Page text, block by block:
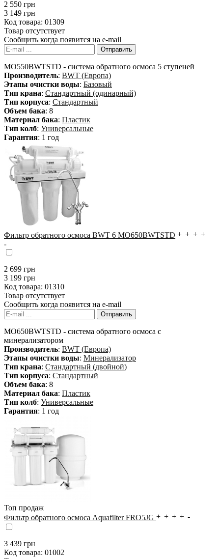
2 550 грн
3 149 грн
Код товара: 01309
Товар отсутствует
Сообщить когда появится на e-mail
MO550BWTSTD - система обратного осмоса 5 ступеней
Производитель: BWT (Европа)
Этапы очистки воды: Базовый
Тип крана: Стандартный (одинарный)
Тип корпуса: Стандартный
Объем бака: 8
Материал бака: Пластик
Тип колб: Универсальные
Гарантия: 1 год
Фильтр обратного осмоса BWT 6 MO650BWTSTD
2 699 грн
3 199 грн
Код товара: 01310
Товар отсутствует
Сообщить когда появится на e-mail
MO650BWTSTD - система обратного осмоса с
минерализатором
Производитель: BWT (Европа)
Этапы очистки воды: Минерализатор
Тип крана: Стандартный (двойной)
Тип корпуса: Стандартный
Объем бака: 8
Материал бака: Пластик
Тип колб: Универсальные
Гарантия: 1 год
Топ продаж
Фильтр обратного осмоса Aquafilter FRO5JG
3 439 грн
Код товара: 01002